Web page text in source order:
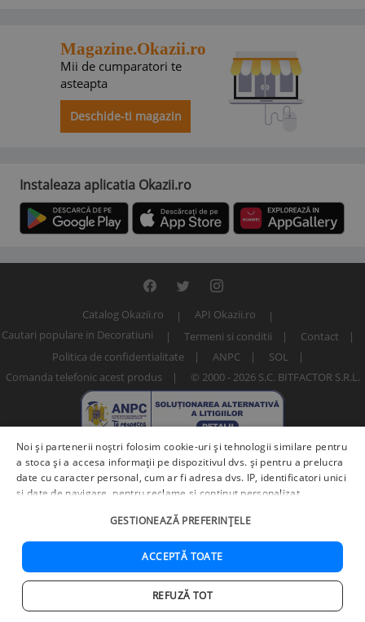
Acasa Cautare Cos Favorite Contul meu
Magazine.Okazii.ro
Mii de cumparatori te
asteapta
Deschide-ti magazin
Instaleaza aplicatia Okazii.ro
Catalog Okazii.ro
API Okazii.ro
Cautari populare in Decoratiuni
Termeni si conditii
Contact
Politica de confidentialitate
ANPC
SOL
Comanda telefonic acest produs
© 2000 - 2026 S.C. BITFACTOR S.R.L.
Numar articol: 251571133 / 1001132308
Noi și partenerii noștri folosim cookie-uri și tehnologii similare pentru
a stoca și a accesa informații pe dispozitivul dvs. și pentru a prelucra
date cu caracter personal, cum ar fi adresa dvs. IP, identificatori unici
și date de navigare, pentru reclame și conținut personalizat,
îmbunătățirea serviciilor.Furnizori terți (225)pot, de asemenea,
prelucra datele dvs. în aceste și alte scopuri, inclusiv folosind date
precise de geolocalizare și caracteristici ale dispozitivului. Opțiunile
dvs. se aplică doar acestui site web. Unii furnizori se pot baza pe
interes legitim în loc de consimțământ; aveți dreptul să vă opuneți în
. Vă puteți retrage consimțământul în orice
GESTIONEAZĂ PREFERINȚELE
ACCEPTĂ TOATE
REFUZĂ TOT